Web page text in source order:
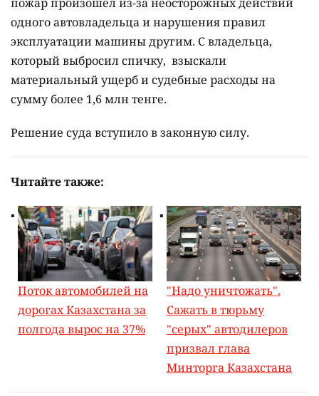
одного автовладельца и нарушения правил
эксплуатации машины другим. С владельца,
который выбросил спичку, взыскали
материальный ущерб и судебные расходы на
сумму более 1,6 млн тенге.
Решение суда вступило в законную силу.
Читайте также:
Поток автомобилей на
дорогах Казахстана за
полгода вырос на 37%
"Надо уничтожать".
Сажать в тюрьму
"серых" автодилеров
призвал глава
Минторга Казахстана